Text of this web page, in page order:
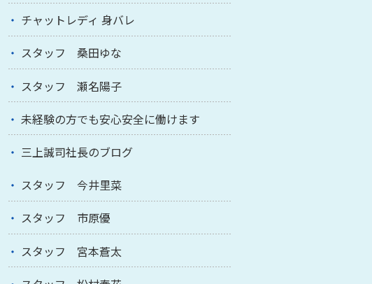
チャットレディ 身バレ
スタッフ 桑田ゆな
スタッフ 瀬名陽子
未経験の方でも安心安全に働けます
三上誠司社長のブログ
スタッフ 今井里菜
スタッフ 市原優
スタッフ 宮本蒼太